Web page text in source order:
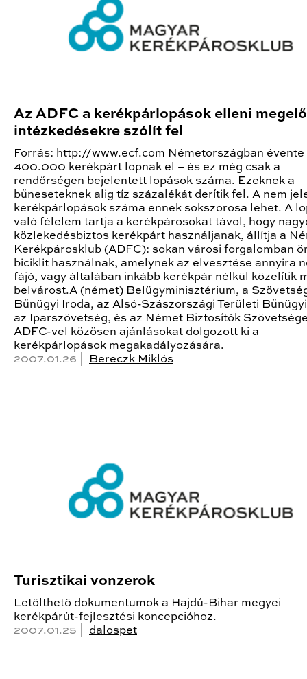
Az ADFC a kerékpárlopások elleni
intézkedésekre szólít fel
Forrás: http://www.ecf.com Németországban évente
400.000 kerékpárt lopnak el – és ez még csak a
rendőrségen bejelentett lopások száma. Ezeknek a
bűneseteknek alig tíz százalékát derítik fel. A nem
kerékpárlopások száma ennek sokszorosa lehet. A
való félelem tartja a kerékpárosokat távol, hogy
közlekedésbiztos kerékpárt használjanak, állítja a
Kerékpárosklub (ADFC): sokan városi forgalomban
biciklit használnak, amelynek az elvesztése annyira
fájó, vagy általában inkább kerékpár nélkül közelítik
belvárost.A (német) Belügyminisztérium, a
Bűnügyi Iroda, az Alsó-Szászországi Területi
az Iparszövetség, és az Német Biztosítók
ADFC-vel közösen ajánlásokat dolgozott ki a
kerékpárlopások megakadályozására.
2007.01.26 |
Bereczk Miklós
Turisztikai vonzerok
Letölthető dokumentumok a Hajdú-Bihar megyei
kerékpárút-fejlesztési koncepcióhoz.
2007.01.25 | dalospet